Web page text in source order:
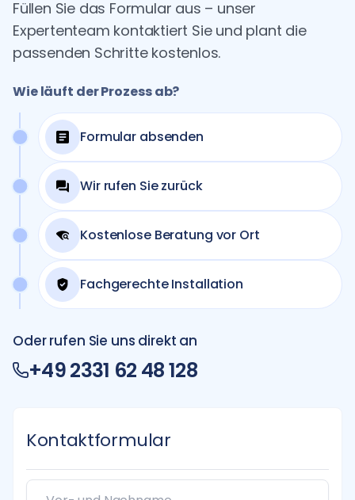
Füllen Sie das Formular aus – unser
Expertenteam kontaktiert Sie und plant die
passenden Schritte kostenlos.
Wie läuft der Prozess ab?
Formular absenden
Wir rufen Sie zurück
Kostenlose Beratung vor Ort
Fachgerechte Installation
Oder rufen Sie uns direkt an
+49 2331 62 48 128
Kontaktformular